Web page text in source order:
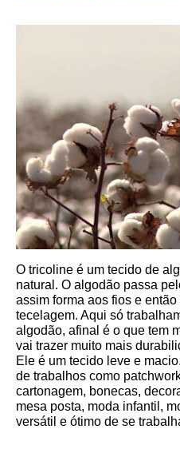
O tricoline é um tecido de
natural. O algodão passa
assim forma aos fios e
tecelagem. Aqui só
algodão, afinal é o que tem
vai trazer muito mais
Ele é um tecido leve e
de trabalhos como
cartonagem, bonecas,
mesa posta, moda infantil,
versátil e ótimo de se